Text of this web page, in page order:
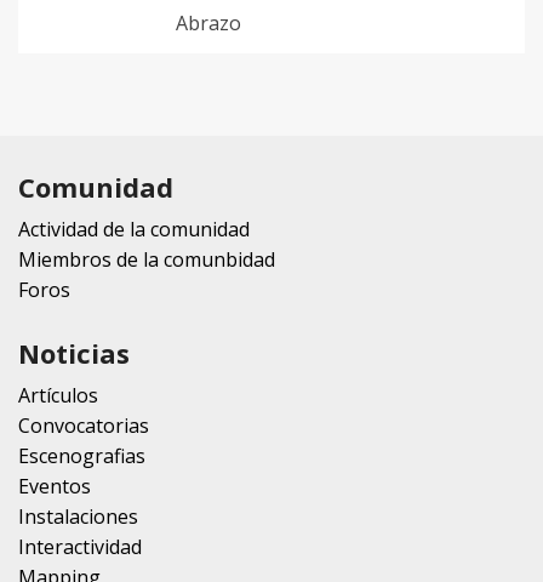
Abrazo
Comunidad
Actividad de la comunidad
Miembros de la comunbidad
Foros
Noticias
Artículos
Convocatorias
Escenografias
Eventos
Instalaciones
Interactividad
Mapping